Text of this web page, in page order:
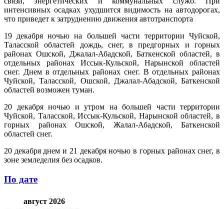
интенсивных осадках ухудшится видимость на автодорогах,
что приведет к затруднению движения автотранспорта
19 декабря ночью на большей части территории Чуйской,
Таласской областей дождь, снег, в предгорных и горных
районах Ошской, Джалал-Абадской, Баткенской областей, в
отдельных районах Иссык-Кульской, Нарынской областей
снег. Днем в отдельных районах снег. В отдельных районах
Чуйской, Таласской, Ошской, Джалал-Абадской, Баткенской
областей возможен туман.
20 декабря ночью и утром на большей части территории
Чуйской, Таласской, Иссык-Кульской, Нарынской областей, в
горных районах Ошской, Жалал-Абадской, Баткенской
областей снег.
20 декабря днем и 21 декабря ночью в горных районах снег, в
зоне земледелия без осадков.
По дате
август 2026